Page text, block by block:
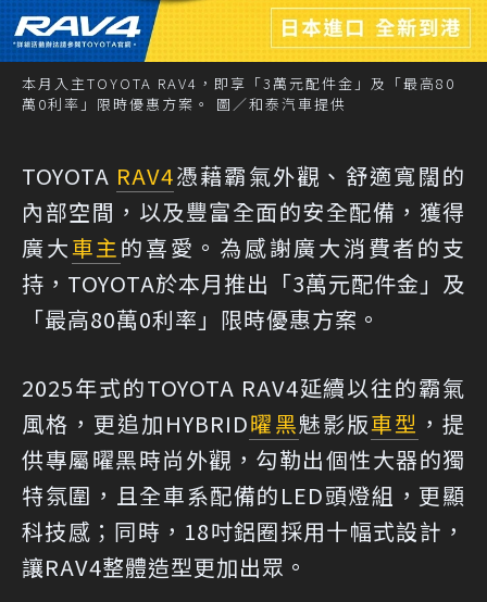
本月入主TOYOTA RAV4，即享「3萬元配件金」及「最高80
萬0利率」限時優惠方案。 圖／和泰汽車提供
TOYOTA RAV4憑藉霸氣外觀、舒適寬闊的
內部空間，以及豐富全面的安全配備，獲得
廣大車主的喜愛。為感謝廣大消費者的支
持，TOYOTA於本月推出「3萬元配件金」及
「最高80萬0利率」限時優惠方案。
2025年式的TOYOTA RAV4延續以往的霸氣
風格，更追加HYBRID曜黑魅影版車型 ，提
供專屬曜黑時尚外觀，勾勒出個性大器的獨
特氛圍，且全車系配備的LED頭燈組，更顯
科技感；同時，18吋鋁圈採用十幅式設計，
讓RAV4整體造型更加出眾。